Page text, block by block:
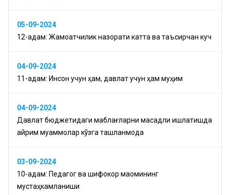
05-09-2024
12-қадам: Жамоатчилик назорати катта ва таъсирчан куч
04-09-2024
11-қадам: Инсон учун ҳам, давлат учун ҳам муҳим
04-09-2024
Давлат бюджетидаги маблағларни мақсадли ишлатишда
айрим муаммолар кўзга ташланмоқда
03-09-2024
10-қадам: Педагог ва шифокор мақомининг
мустаҳкамланиши